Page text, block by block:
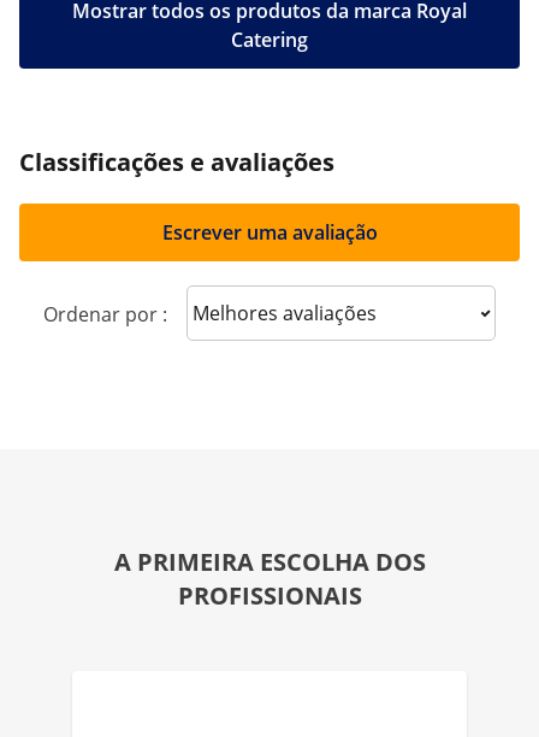
Mostrar todos os produtos da marca Royal
Catering
Classificações e avaliações
Escrever uma avaliação
Ordenar por : Sort reviews
A PRIMEIRA ESCOLHA DOS
PROFISSIONAIS